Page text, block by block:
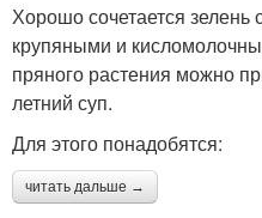
Хорошо сочетается
крупяными и
пряного растения можно
летний суп.
Для этого понадобятся:
читать дальше →